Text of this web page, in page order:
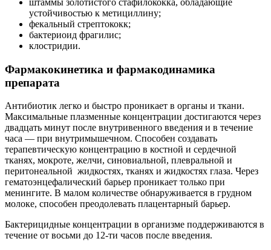
штаммы золотистого стафилококка, обладающие
устойчивостью к метициллину;
фекальный стрептококк;
бактериоид фрагилис;
клостридии.
Фармакокинетика и фармакодинамика
препарата
Антибиотик легко и быстро проникает в органы и ткани.
Максимальные плазменные концентрации достигаются через
двадцать минут после внутривенного введения и в течение
часа — при внутримышечном. Способен создавать
терапевтическую концентрацию в костной и сердечной
тканях, мокроте, желчи, синовиальной, плевральной и
перитонеальной жидкостях, тканях и жидкостях глаза. Через
гематоэнцефалический барьер проникает только при
менингите. В малом количестве обнаруживается в грудном
молоке, способен преодолевать плацентарный барьер.
Бактерицидные концентрации в организме поддерживаются в
течение от восьми до 12-ти часов после введения.